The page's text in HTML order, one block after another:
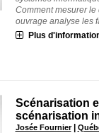
Comment mesurer
ouvrage analyse les
Plus
Scénarisation
scénarisation
Josée Fournier |